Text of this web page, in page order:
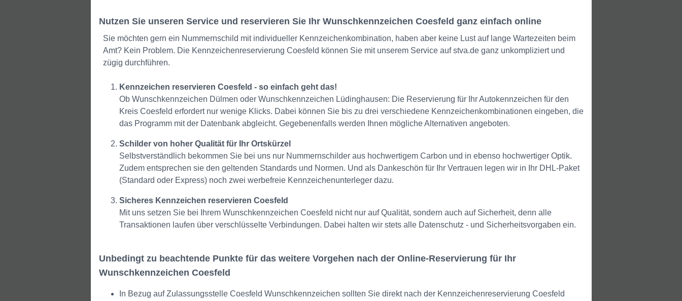
Nutzen Sie unseren Service und reservieren Sie Ihr Wunschkennzeichen Coesfeld ganz einfach online
Sie möchten gern ein Nummernschild mit individueller Kennzeichenkombination, haben aber keine Lust auf lange Wartezeiten beim
Amt? Kein Problem. Die Kennzeichenreservierung Coesfeld können Sie mit unserem Service auf stva.de ganz unkompliziert und
zügig durchführen.
Kennzeichen reservieren Coesfeld - so einfach geht das!
Ob Wunschkennzeichen Dülmen oder Wunschkennzeichen Lüdinghausen: Die Reservierung für Ihr Autokennzeichen für den
Kreis Coesfeld erfordert nur wenige Klicks. Dabei können Sie bis zu drei verschiedene Kennzeichenkombinationen eingeben, die
das Programm mit der Datenbank abgleicht. Gegebenenfalls werden Ihnen mögliche Alternativen angeboten.
Schilder von hoher Qualität für Ihr Ortskürzel
Selbstverständlich bekommen Sie bei uns nur Nummernschilder aus hochwertigem Carbon und in ebenso hochwertiger Optik.
Zudem entsprechen sie den geltenden Standards und Normen. Und als Dankeschön für Ihr Vertrauen legen wir in Ihr DHL-Paket
(Standard oder Express) noch zwei werbefreie Kennzeichenunterleger dazu.
Sicheres Kennzeichen reservieren Coesfeld
Mit uns setzen Sie bei Ihrem Wunschkennzeichen Coesfeld nicht nur auf Qualität, sondern auch auf Sicherheit, denn alle
Transaktionen laufen über verschlüsselte Verbindungen. Dabei halten wir stets alle Datenschutz - und Sicherheitsvorgaben ein.
Unbedingt zu beachtende Punkte für das weitere Vorgehen nach der Online-Reservierung für Ihr
Wunschkennzeichen Coesfeld
In Bezug auf Zulassungsstelle Coesfeld Wunschkennzeichen sollten Sie direkt nach der Kennzeichenreservierung Coesfeld